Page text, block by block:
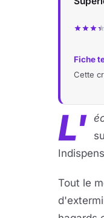
Fiche
Cette
L'
Tout le